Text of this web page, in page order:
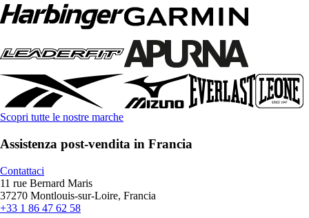
Scopri tutte le nostre marche
Assistenza post-vendita in Francia
Contattaci
11 rue Bernard Maris
37270 Montlouis-sur-Loire, Francia
+33 1 86 47 62 58